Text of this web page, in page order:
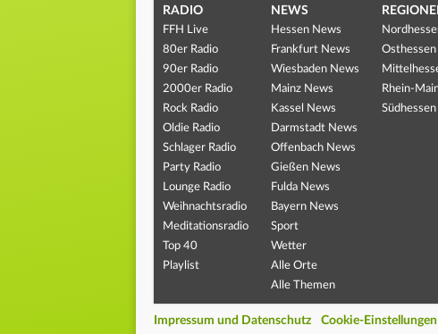
RADIO
FFH Live
80er Radio
90er Radio
2000er Radio
Rock Radio
Oldie Radio
Schlager Radio
Party Radio
Lounge Radio
Weihnachtsradio
Meditationsradio
Top 40
Playlist
NEWS
Hessen News
Frankfurt News
Wiesbaden News
Mainz News
Kassel News
Darmstadt News
Offenbach News
Gießen News
Fulda News
Bayern News
Sport
Wetter
Alle Orte
Alle Themen
Rhein-
Impressum und Datenschutz Cookie-Einstellungen